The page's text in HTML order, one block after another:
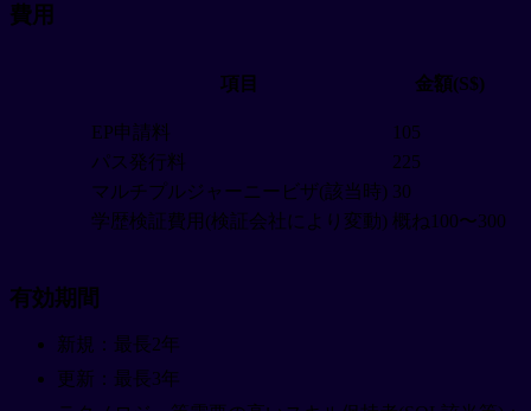
費用
項目 金額(S$)
EP申請料
105
パス発行料
225
マルチプルジャーニービザ(該当時) 30
学歴検証費用(検証会社により変動) 概ね100〜300
有効期間
新規：最長2年
更新：最長3年